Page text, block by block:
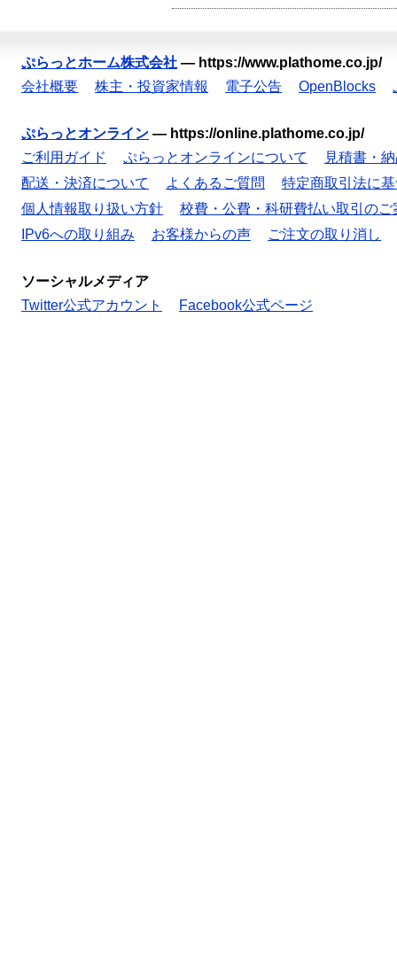
ぷらっとホーム株式会社 — https://www.plathome.co.jp/
会社概要
株主・投資家情報 電子公告 OpenBlocks
ぷらっとオンライン — https://online.plathome.co.jp/
ご利用ガイド
ぷらっとオンラインについて
見積書・
配送・決済について
よくあるご質問
特定商取引法に
個人情報取り扱い方針
校費・公費・科研費払い取引のご
IPv6への取り組み
お客様からの声 ご注文の取り消し
ソーシャルメディア
Twitter公式アカウント
Facebook公式ページ